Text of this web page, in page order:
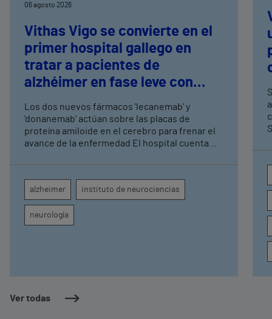
Ver todas
06 agosto 2026
Vithas Vigo se convierte en el
primer hospital gallego en
tratar a pacientes de
alzhéimer en fase leve con
Los dos nuevos fármacos 'lecanemab' y
'donanemab' actúan sobre las placas de
proteína amiloide en el cerebro para frenar el
avance de la enfermedad El hospital cuenta
seguimiento clínico de cada paciente
alzheimer instituto de neurociencias
neurología